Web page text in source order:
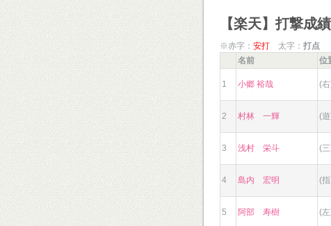
【楽天】打撃成
※赤字： 安打 太字： 打点
名前
位
1 小郷 裕哉 (
2 村林 一輝 (
3 浅村 栄斗 (
4 島内 宏明 (
5 阿部 寿樹 (